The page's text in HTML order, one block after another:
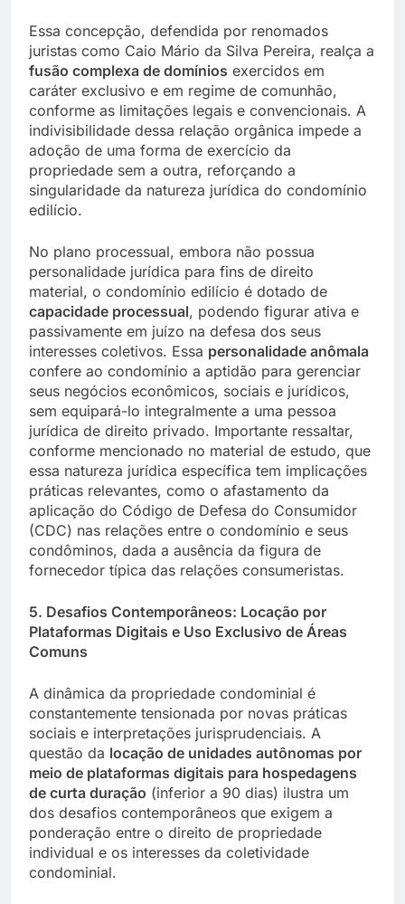
Essa concepção, defendida por renomados
juristas como Caio Mário da Silva Pereira, realça a
fusão complexa de domínios exercidos em
caráter exclusivo e em regime de comunhão,
conforme as limitações legais e convencionais. A
indivisibilidade dessa relação orgânica impede a
adoção de uma forma de exercício da
propriedade sem a outra, reforçando a
singularidade da natureza jurídica do condomínio
edilício.
No plano processual, embora não possua
personalidade jurídica para fins de direito
material, o condomínio edilício é dotado de
capacidade processual, podendo figurar ativa e
passivamente em juízo na defesa dos seus
interesses coletivos. Essa personalidade anômala
confere ao condomínio a aptidão para gerenciar
seus negócios econômicos, sociais e jurídicos,
sem equipará-lo integralmente a uma pessoa
jurídica de direito privado. Importante ressaltar,
conforme mencionado no material de estudo, que
essa natureza jurídica específica tem implicações
práticas relevantes, como o afastamento da
aplicação do Código de Defesa do Consumidor
(CDC) nas relações entre o condomínio e seus
condôminos, dada a ausência da figura de
fornecedor típica das relações consumeristas.
5. Desafios Contemporâneos: Locação por
Plataformas Digitais e Uso Exclusivo de Áreas
Comuns
A dinâmica da propriedade condominial é
constantemente tensionada por novas práticas
sociais e interpretações jurisprudenciais. A
questão da locação de unidades autônomas por
meio de plataformas digitais para hospedagens
de curta duração (inferior a 90 dias) ilustra um
dos desafios contemporâneos que exigem a
ponderação entre o direito de propriedade
individual e os interesses da coletividade
condominial.